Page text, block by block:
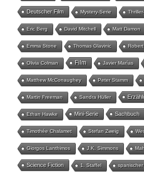
Deutscher Film Mystery-Serie
Eric Berg David Mitchell Matt Damon
Emma Stone Thomas Glavinic
Olivia Colman Film Javier Marías
Matthew McConaughey Peter Stamm
Martin Freeman Sandra Hüller
Ethan Hawke Mini-Serie Sachbuch
Timothée Chalamet Stefan Zweig
Giorgos Lanthimos J.K. Simmons
Science Fiction 1. Staffel spanischer